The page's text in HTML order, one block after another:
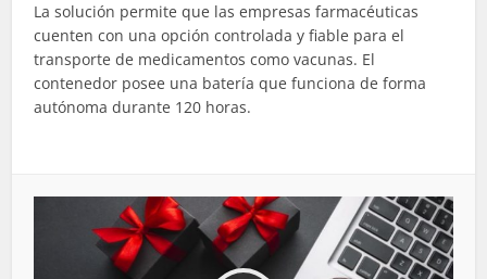
La solución permite que las empresas farmacéuticas
cuenten con una opción controlada y fiable para el
transporte de medicamentos como vacunas. El
contenedor posee una batería que funciona de forma
autónoma durante 120 horas.